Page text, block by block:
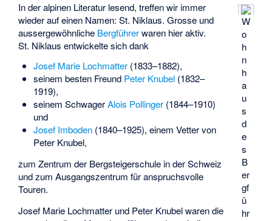
W
o
h
n
h
a
u
s
d
e
s
B
er
gf
ü
hr
In der alpinen Literatur lesend, treffen wir immer
wieder auf einen Namen: St. Niklaus. Grosse und
aussergewöhnliche Bergführerwaren hier aktiv.
St. Niklaus entwickelte sich dank
Josef Marie Lochmatter(1833–1882),
seinem besten Freund Peter Knubel(1832–
1919),
seinem SchwagerAlois Pollinger(1844–1910)
und
Josef Imboden(1840–1925), einem Vetter von
Peter Knubel,
zum Zentrum der Bergsteigerschule in der Schweiz
und zum Ausgangszentrum für anspruchsvolle
Touren.
Josef Marie Lochmatter und Peter Knubel waren die